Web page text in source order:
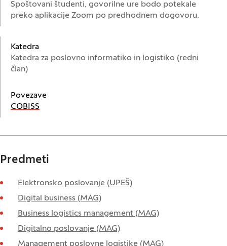
Spoštovani študenti, govorilne ure bodo potekale
preko aplikacije Zoom po predhodnem dogovoru.
Katedra
Katedra za poslovno informatiko in logistiko (redni
član)
Povezave
COBISS
Predmeti
Elektronsko poslovanje (UPEŠ)
Digital business (MAG)
Business logistics management (MAG)
Digitalno poslovanje (MAG)
Management poslovne logistike (MAG)